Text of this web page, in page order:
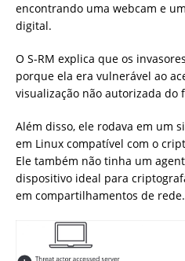
encontrando uma webcam e
digital.
O S-RM explica que os
porque ela era vulnerável ao
visualização não autorizada do
Além disso, ele rodava em um
em Linux compatível com o
Ele também não tinha um
dispositivo ideal para
em compartilhamentos de rede.